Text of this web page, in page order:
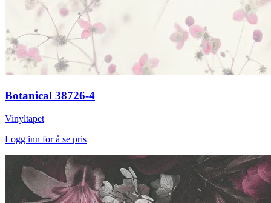
Botanical 38726-4
Vinyltapet
Logg inn for å se pris